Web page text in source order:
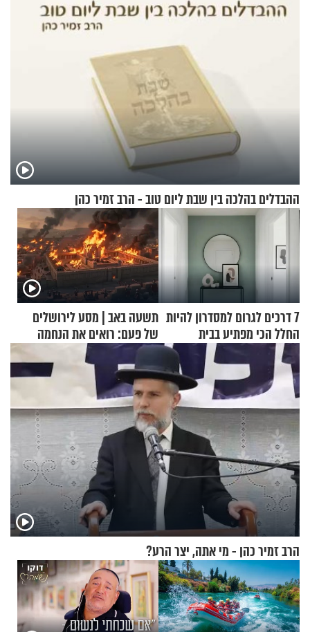
ההבדלים בהלכה בין שבת ליום טוב - הרב זמיר כהן
7 דרכים לגרום למסדרון להיות
החלל הכי מפתיע בבית
תשעה באב | מסע לירושלים
של פעם: רואים את הנחמה
הרב זמיר כהן - מי אתה, יצר הרע?